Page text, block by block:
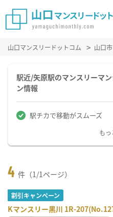
山口マンスリードットコム 山口市
駅近/矢原駅のマンスリーマ
ン情報
駅チカで移動がスムーズ
も
4 件（1/1ページ）
割引キャンペーン
Kマンスリー黒川 1R-